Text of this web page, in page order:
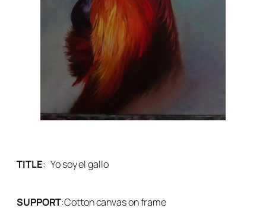
TITLE:Yo soy el gallo
SUPPORT:Cotton canvas on frame